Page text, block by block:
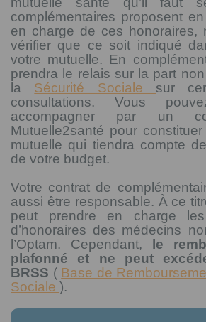
complémentaires proposent
en charge de ces honoraires,
vérifier que ce soit indiqué
votre mutuelle. En
prendra le relais sur la part
la Sécurité Sociale sur
consultations. Vous
accompagner par un
Mutuelle2santé pour
mutuelle qui tiendra compte
de votre budget.
Votre contrat de
aussi être responsable. À ce
peut prendre en charge les
d’honoraires des médecins
l’Optam. Cependant,
le
plafonné et ne peut
BRSS ( Base de
Sociale ).